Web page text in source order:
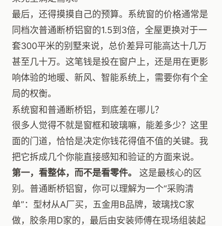
最后，还得摸摸自己的预算。系统窗的价格通常是
同档次普通断桥铝窗的1.5到3倍，全屋更换对于一
套300平米的别墅来说，总价差异可能高达十几万
甚至几十万。这笔钱是投在窗户上，还是用在更影
响体验的地暖、新风、智能系统上，需要你有个全
局的权衡。
系统窗和普通断桥铝，到底差在哪儿？
很多人觉得不就是窗框和玻璃嘛，能差多少？这里
面的门道，恰恰是决定你钱花得值不值的关键。我
把它拆成几个你能直接感知和验证的方面来说。
第一，看整体，而不是看零件。
这是最核心的区
别。普通断桥铝窗，你可以理解为一个“采购清
单”：型材从A厂买，五金用B品牌，玻璃找C家
做，胶条用D家的，最后由安装师傅在现场组装起